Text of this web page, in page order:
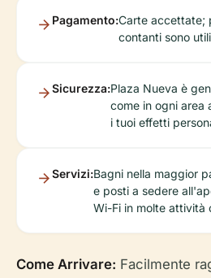
Pagamento:Carte accettate;
contanti sono
Sicurezza:Plaza Nueva è
come in ogni area
i tuoi effetti
Servizi:Bagni nella maggior
e posti a sedere
Wi-Fi in molte attività
Come Arrivare: Facilmente